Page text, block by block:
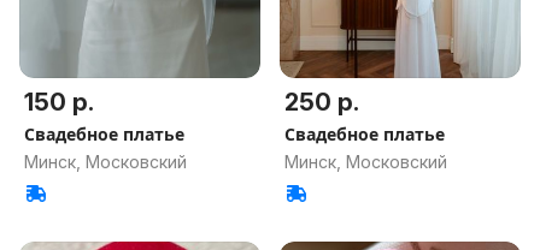
150 р.
Свадебное платье
Минск, Московский
250 р.
Свадебное платье
Минск, Московский